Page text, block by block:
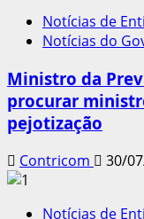
Notícias de
Notícias do
Ministro da
procurar
pejotização
Contricom 30/
Notícias de